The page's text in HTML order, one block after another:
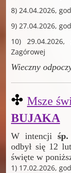
8) 24.04.2026,
9) 27.04.2026,
10)
Zagórowej
Wieczny
✣ Msze
BUJAKA
W intencji
odbył się 12
święte w
1) 17.02.2026,